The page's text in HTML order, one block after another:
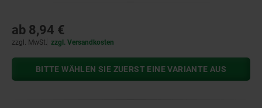
ab 8,94 €
zzgl. MwSt. zzgl. Versandkosten
BITTE WÄHLEN SIE ZUERST EINE VARIANTE AUS